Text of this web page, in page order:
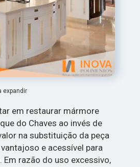
expandir
em restaurar mármore
do Chaves ao invés de
na substituição da peça
e acessível para
Em razão do uso excessivo,